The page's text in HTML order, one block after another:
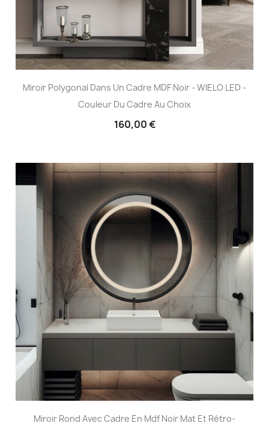
Miroir Polygonal Dans Un Cadre MDF Noir - WIELO LED -
Couleur Du Cadre Au Choix
160,00 €
Miroir Rond Avec Cadre En Mdf Noir Mat Et Rétro-